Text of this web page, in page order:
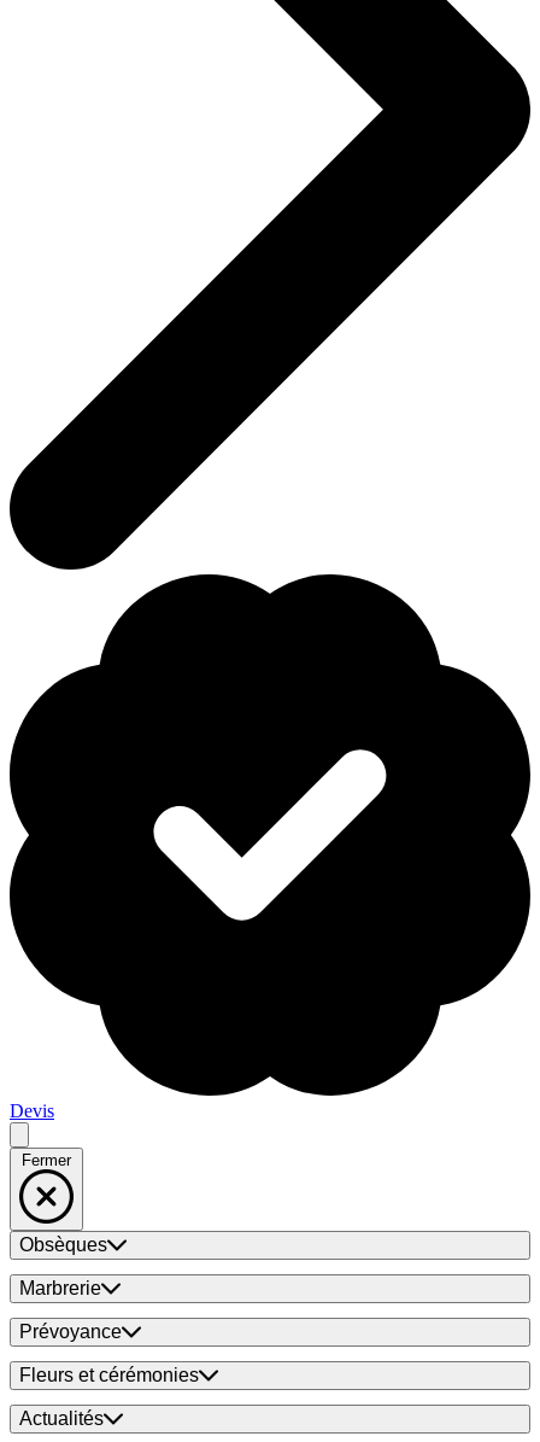
Devis
Fermer
Obsèques
Marbrerie
Prévoyance
Fleurs et cérémonies
Actualités